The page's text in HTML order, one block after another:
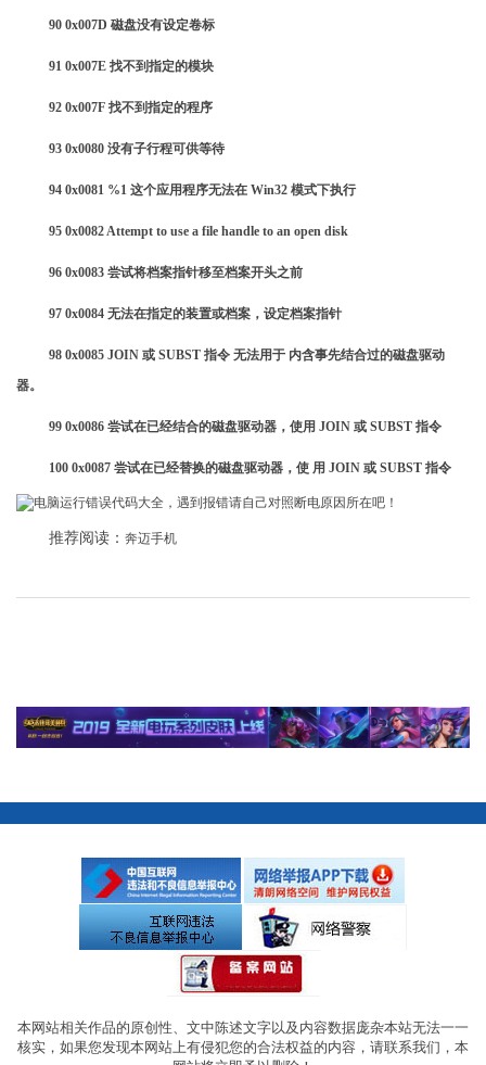
90 0x007D 磁盘没有设定卷标
91 0x007E 找不到指定的模块
92 0x007F 找不到指定的程序
93 0x0080 没有子行程可供等待
94 0x0081 %1 这个应用程序无法在 Win32 模式下执行
95 0x0082 Attempt to use a file handle to an open disk
​96 0x0083 尝试将档案指针移至档案开头之前
97 0x0084 无法在指定的装置或档案，设定档案指针
98 0x0085 JOIN 或 SUBST 指令 无法用于 内含事先结合过的磁盘驱动
器。
99 0x0086 尝试在已经结合的磁盘驱动器，使用 JOIN 或 SUBST 指令
100 0x0087 尝试在已经替换的磁盘驱动器，使 用 JOIN 或 SUBST 指令
推荐阅读： 奔迈手机
本网站相关作品的原创性、文中陈述文字以及内容数据庞杂本站无法一一
核实，如果您发现本网站上有侵犯您的合法权益的内容，请联系我们，本